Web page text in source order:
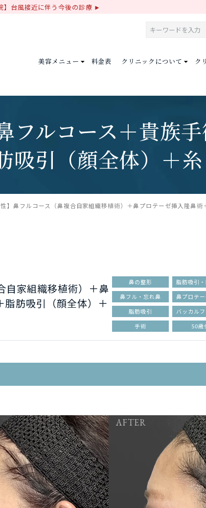
】台風接近に伴う今後の診療
美容メニュー 料金表 クリニックについて ク
フルコース＋貴族
吸引（顔全体）＋
性】鼻フルコース（鼻複合自家組織移植術）＋鼻プロテーゼ挿入隆鼻
自家組織移植術）＋鼻
脂肪吸引（顔全体）＋
鼻の整形 脂肪吸引
鼻フル・忘れ鼻
鼻プロテ
脂肪吸引
バッカル
手術
50歳
AFTER